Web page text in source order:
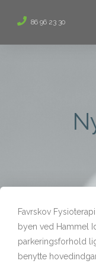
86 96 23 30
Favrskov
byen ved Hammel
parkeringsforhold
benytte